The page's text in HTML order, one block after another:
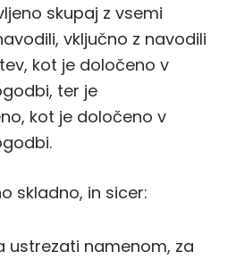
skupaj z vsemi
vključno z navodili
kot je določeno v
ter je
kot je določeno v
skladno, in sicer:
ustrezati namenom, za